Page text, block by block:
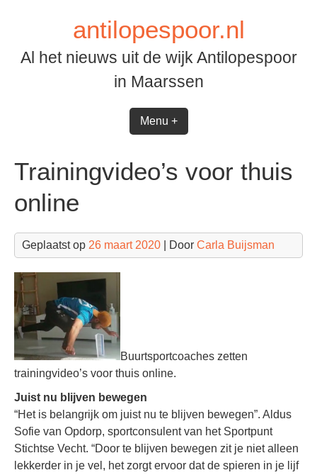
antilopespoor.nl
Al het nieuws uit de wijk Antilopespoor
in Maarssen
Menu +
Trainingvideo’s voor thuis
online
Geplaatst op 26 maart 2020 | Door Carla Buijsman
Buurtsportcoaches zetten
trainingvideo’s voor thuis online.
Juist nu blijven bewegen
“Het is belangrijk om juist nu te blijven bewegen”. Aldus
Sofie van Opdorp, sportconsulent van het Sportpunt
Stichtse Vecht. “Door te blijven bewegen zit je niet alleen
lekkerder in je vel, het zorgt ervoor dat de spieren in je lijf